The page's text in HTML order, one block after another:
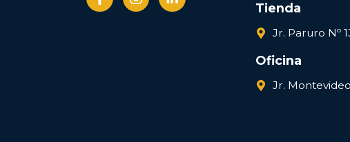
Tienda
Jr. Paruro Nº
Oficina
Jr.